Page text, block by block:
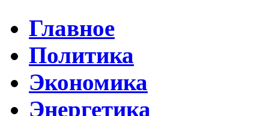
Главное
Политика
Экономика
Энергетика